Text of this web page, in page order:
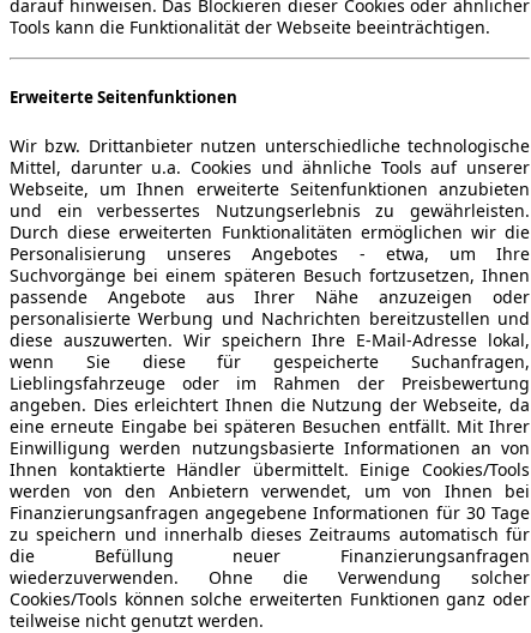
darauf hinweisen. Das Blockieren dieser Cookies oder ähnlicher
Tools kann die Funktionalität der Webseite beeinträchtigen.
Erweiterte Seitenfunktionen
Wir bzw. Drittanbieter nutzen unterschiedliche technologische
Mittel, darunter u.a. Cookies und ähnliche Tools auf unserer
Webseite, um Ihnen erweiterte Seitenfunktionen anzubieten
und ein verbessertes Nutzungserlebnis zu gewährleisten.
Durch diese erweiterten Funktionalitäten ermöglichen wir die
Personalisierung unseres Angebotes - etwa, um Ihre
Suchvorgänge bei einem späteren Besuch fortzusetzen, Ihnen
passende Angebote aus Ihrer Nähe anzuzeigen oder
personalisierte Werbung und Nachrichten bereitzustellen und
diese auszuwerten. Wir speichern Ihre E-Mail-Adresse lokal,
wenn Sie diese für gespeicherte Suchanfragen,
Lieblingsfahrzeuge oder im Rahmen der Preisbewertung
angeben. Dies erleichtert Ihnen die Nutzung der Webseite, da
eine erneute Eingabe bei späteren Besuchen entfällt. Mit Ihrer
Einwilligung werden nutzungsbasierte Informationen an von
Ihnen kontaktierte Händler übermittelt. Einige Cookies/Tools
werden von den Anbietern verwendet, um von Ihnen bei
Finanzierungsanfragen angegebene Informationen für 30 Tage
zu speichern und innerhalb dieses Zeitraums automatisch für
die Befüllung neuer Finanzierungsanfragen
wiederzuverwenden. Ohne die Verwendung solcher
Cookies/Tools können solche erweiterten Funktionen ganz oder
teilweise nicht genutzt werden.